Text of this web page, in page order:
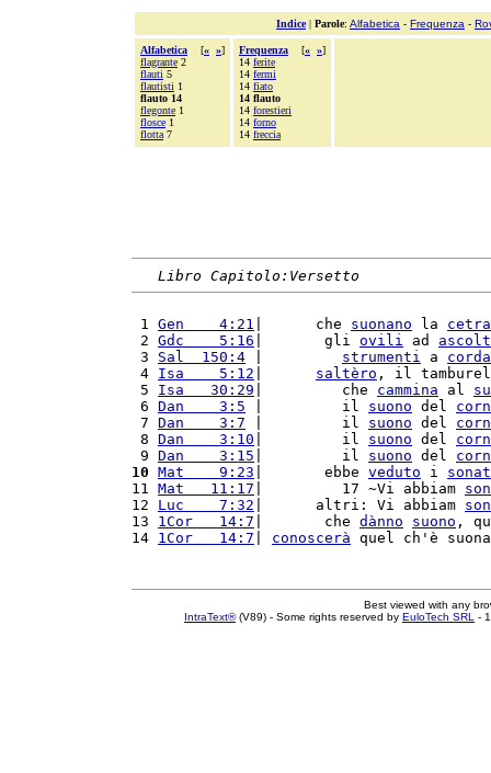
Indice| Parole: Alfabetica - Frequenza -
Alfabetica [« »]
flagrante 2
flauti 5
flautisti 1
flauto 14
flegonte 1
flosce 1
flotta 7
Frequenza [« »]
14 ferite
14 fermi
14 fiato
14 flauto
14 forestieri
14 forno
14 freccia
Libro Capitolo:Versetto
1 Gen    4:21 |      che suonano la cetra
2 Gdc    5:16 |       gli ovili ad
3 Sal  150:4 strumenti a corda
4 Isa    5:12 saltèro , il
5 Isa   30:29 |         che cammina al
6 Dan    3:5 |         il suono del
7 Dan    3:7 |         il suono del
8 Dan    3:10 |         il suono del
9 Dan    3:15 |         il suono del
10 Mat    9:23 |       ebbe veduto i
11 Mat   11:17 |         17 ~Vi abbiam
12 Luc    7:32 |      altri: Vi abbiam
13 1Cor   14:7 |       che dànno suono ,
14 1Cor   14:7 conoscerà quel ch'è
Best viewed with any
IntraText®(V89) - Some rights reserved by EuloTech SRL -